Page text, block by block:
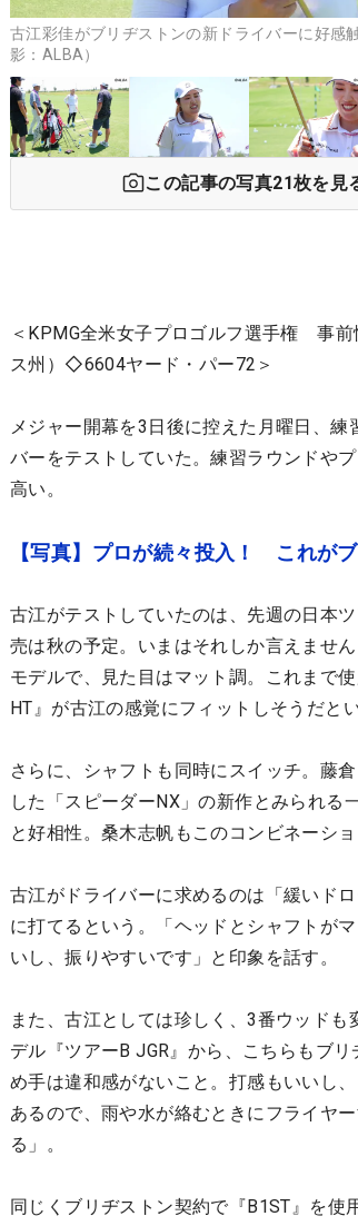
古江彩佳がブリヂストンの新ドライバーに好感
影：ALBA）
この記事の写真21枚を見
＜KPMG全米女子プロゴルフ選手権 事
ス州）◇6604ヤード・パー72＞
メジャー開幕を3日後に控えた月曜日、
バーをテストしていた。練習ラウンドや
高い。
【写真】プロが続々投入！ これが
古江がテストしていたのは、先週の日本
売は秋の予定。いまはそれしか言えませ
モデルで、見た目はマット調。これまで
HT』が古江の感覚にフィットしそうだとい
さらに、シャフトも同時にスイッチ。藤
した「スピーダーNX」の新作とみられる
と好相性。桑木志帆もこのコンビネーシ
古江がドライバーに求めるのは「緩いド
に打てるという。「ヘッドとシャフトが
いし、振りやすいです」と印象を話す。
また、古江としては珍しく、3番ウッド
デル『ツアーB JGR』から、こちらもブ
め手は違和感がないこと。打感もいいし
あるので、雨や水が絡むときにフライヤ
る」。
同じくブリヂストン契約で『B1ST』を使